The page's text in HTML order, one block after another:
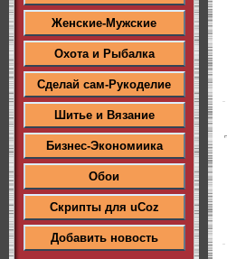
Женские-Мужские
Охота и Рыбалка
Сделай сам-Рукоделие
Шитье и Вязание
Бизнес-Экономиика
Обои
Скрипты для uCoz
Добавить новость